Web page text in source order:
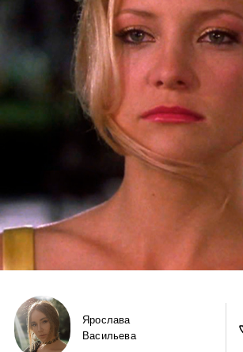
Ярослава
Васильева